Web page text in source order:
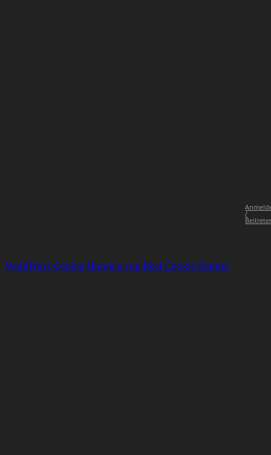
/
WordPress Cookie Hinweis von Real Cookie Banner